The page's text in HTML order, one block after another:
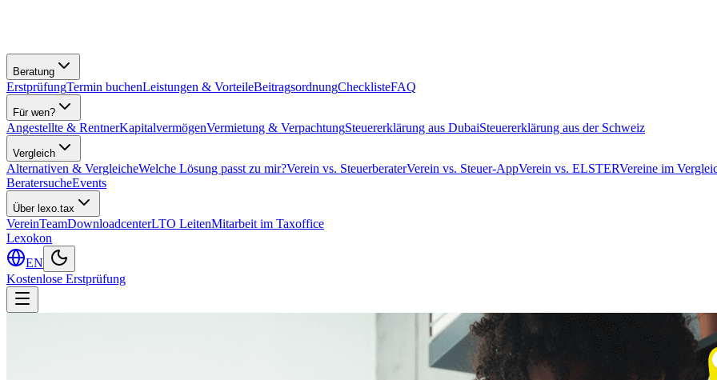
Beratung
ErstprüfungTermin buchenLeistungen & VorteileBeitragsordnungChecklisteFAQ
Für wen?
Angestellte & RentnerKapitalvermögenVermietung & VerpachtungSteuererklärung aus DubaiSteuererklärung aus der Schweiz
Vergleich
Alternativen & VergleicheWelche Lösung passt zu mir?Verein vs. SteuerberaterVerein vs. Steuer-AppVerein vs. ELSTERVereine im
BeratersucheEvents
Über lexo.tax
VereinTeamDownloadcenterLTO LeitenMitarbeit im Taxoffice
Lexokon
EN
Kostenlose Erstprüfung